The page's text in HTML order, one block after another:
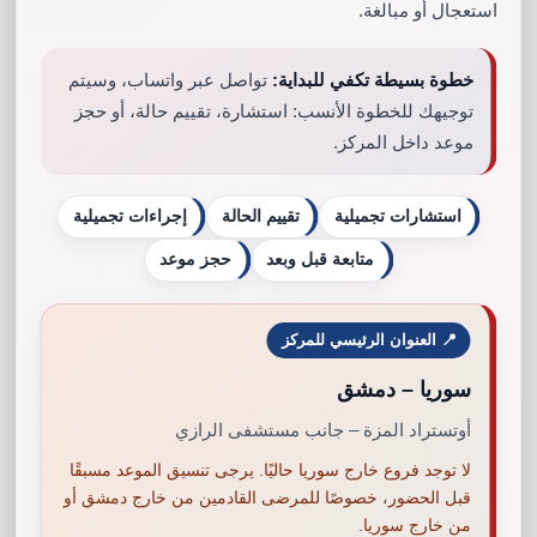
وبعد عدة ايام قررت الذهاب لدمشق وإجراء الزراعة،
كان الاستقبال في المركز جميل جدا وتم فحص حالتي
بدقة ثم تم تحديد عدد البصيلات اللازمة للزراعة، بعدها
تم اجراء الزراعة تحت اشراف الدكتورة هيفاء بيطار
والتي حرصت على تقديم افضل النتائج لي باستخدام
سعادة فظيعة بهذه النتائج، وعرفت انني اخترت الافضل
فلم تكن التكلفة اقل من لبنان فقط بل تعدى الامر
لكون الجودة والرعاية التي تلقيتها تفوق المستوى.
استعجال أو مبالغة.
خطوة بسيطة تكفي للبداية: تواصل عبر واتساب، وسيتم
توجيهك للخطوة الأنسب: استشارة، تقييم حالة، أو حجز
موعد داخل المركز.
استشارات تجميلية تقييم الحالة إجراءات تجميلية
متابعة قبل وبعد حجز موعد
📍 العنوان الرئيسي للمركز
سوريا – دمشق
أوتستراد المزة – جانب مستشفى الرازي
لا توجد فروع خارج سوريا حاليًا. يرجى تنسيق الموعد مسبقًا
قبل الحضور، خصوصًا للمرضى القادمين من خارج دمشق أو
من خارج سوريا.